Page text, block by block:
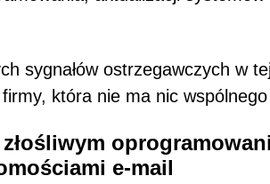
sygnałów ostrzegawczych w
która nie ma nic
e-mail